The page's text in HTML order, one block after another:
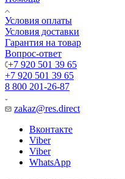
Условия оплаты
Условия доставки
Гарантия на товар
Вопрос-ответ
+7 920 501 39 65
+7 920 501 39 65
8 800 201-26-87
zakaz@res.direct
Вконтакте
Viber
Viber
WhatsApp